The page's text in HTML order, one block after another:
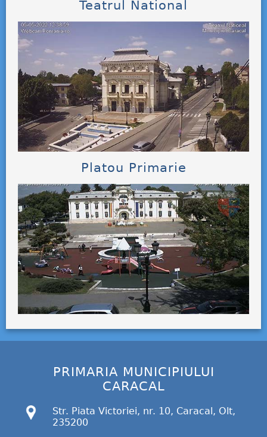
Teatrul National
Platou Primarie
PRIMARIA MUNICIPIULUI
CARACAL
Str. Piata Victoriei, nr. 10, Caracal, Olt,
235200